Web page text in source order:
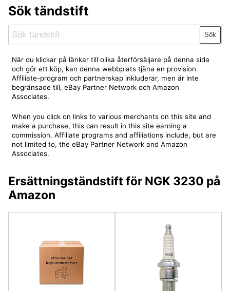
Sök tändstift
Sök
När du klickar på länkar till olika återförsäljare på denna sida
och gör ett köp, kan denna webbplats tjäna en provision.
Affiliate-program och partnerskap inkluderar, men är inte
begränsade till, eBay Partner Network och Amazon
Associates.
When you click on links to various merchants on this site and
make a purchase, this can result in this site earning a
commission. Affiliate programs and affiliations include, but are
not limited to, the eBay Partner Network and Amazon
Associates.
Ersättningständstift för NGK 3230 på
Amazon